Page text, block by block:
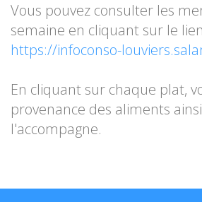
Vous pouvez consulter les
semaine en cliquant sur le
https://infoconso-
En cliquant sur chaque plat,
provenance des aliments
l'accompagne.